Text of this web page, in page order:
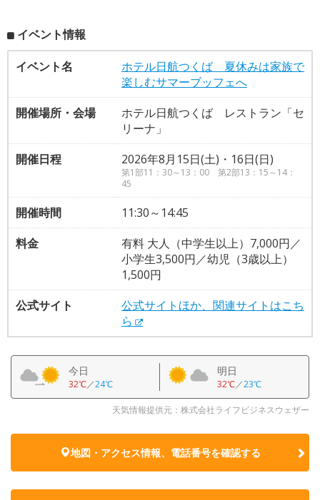
イベント情報
イベント名
ホテル日航つくば 夏休みは家族で
楽しむサマーブッフェへ
開催場所・会場
ホテル日航つくば レストラン「セ
リーナ」
開催日程
2026年8月15日(土)・16日(日)
第1部11：30～13：00 第2部13：15～14：
45
開催時間
11:30～14:45
料金
有料 大人（中学生以上）7,000円／
小学生3,500円／幼児（3歳以上）
1,500円
公式サイト
公式サイトほか、関連サイトはこち
ら
今日
32℃／24℃
明日
32℃／23℃
天気情報提供元：株式会社ライフビジネスウェザー
地図・アクセス情報、電話番号を確認する